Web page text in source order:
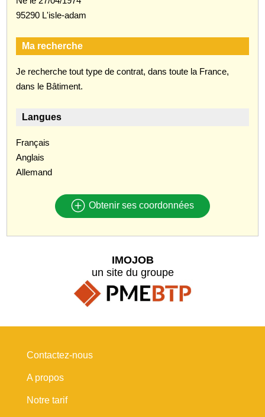
95290 L'isle-adam
Ma recherche
Je recherche tout type de contrat, dans toute la France,
dans le Bâtiment.
Langues
Français
Anglais
Allemand
Obtenir ses coordonnées
IMOJOB
un site du groupe
Contactez-nous
A propos
Notre tarif